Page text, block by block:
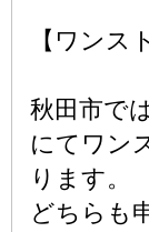
【ワンス
秋田市で
にてワン
ります。
どちらも